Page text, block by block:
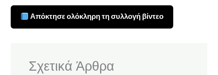
Απόκτησε ολόκληρη τη συλλογή βίντεο
Σχετικά Άρθρα